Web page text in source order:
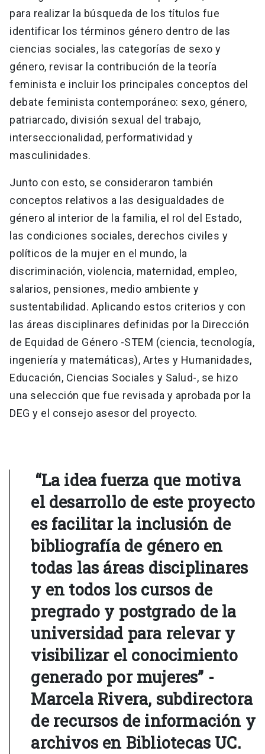
para realizar la búsqueda de los títulos fue
identificar los términos género dentro de las
ciencias sociales, las categorías de sexo y
género, revisar la contribución de la teoría
feminista e incluir los principales conceptos del
debate feminista contemporáneo: sexo, género,
patriarcado, división sexual del trabajo,
interseccionalidad, performatividad y
masculinidades.
Junto con esto, se consideraron también
conceptos relativos a las desigualdades de
género al interior de la familia, el rol del Estado,
las condiciones sociales, derechos civiles y
políticos de la mujer en el mundo, la
discriminación, violencia, maternidad, empleo,
salarios, pensiones, medio ambiente y
sustentabilidad. Aplicando estos criterios y con
las áreas disciplinares definidas por la Dirección
de Equidad de Género -STEM (ciencia, tecnología,
ingeniería y matemáticas), Artes y Humanidades,
Educación, Ciencias Sociales y Salud-, se hizo
una selección que fue revisada y aprobada por la
DEG y el consejo asesor del proyecto.
“La idea fuerza que motiva
el desarrollo de este proyecto
es facilitar la inclusión de
bibliografía de género en
todas las áreas disciplinares
y en todos los cursos de
pregrado y postgrado de la
universidad para relevar y
visibilizar el conocimiento
generado por mujeres” -
Marcela Rivera, subdirectora
de recursos de información y
archivos en Bibliotecas UC.